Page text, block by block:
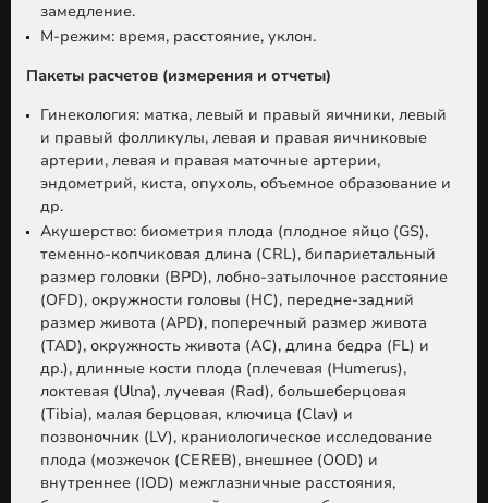
замедление.
M-режим: время, расстояние, уклон.
Пакеты расчетов (измерения и отчеты)
Гинекология: матка, левый и правый яичники, левый
и правый фолликулы, левая и правая яичниковые
артерии, левая и правая маточные артерии,
эндометрий, киста, опухоль, объемное образование и
др.
Акушерство: биометрия плода (плодное яйцо (GS),
теменно-копчиковая длина (CRL), бипариетальный
размер головки (BPD), лобно-затылочное расстояние
(OFD), окружности головы (НC), передне-задний
размер живота (APD), поперечный размер живота
(TAD), окружность живота (AC), длина бедра (FL) и
др.), длинные кости плода (плечевая (Humerus),
локтевая (Ulna), лучевая (Rad), большеберцовая
(Tibia), малая берцовая, ключица (Clav) и
позвоночник (LV), краниологическое исследование
плода (мозжечок (CEREB), внешнее (OOD) и
внутреннее (IOD) межглазничные расстояния,